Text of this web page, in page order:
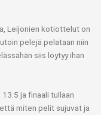
Leijonien kotiottelut on
pelejä pelataan niin
siis löytyy ihan
ja finaali tullaan
miten pelit sujuvat ja